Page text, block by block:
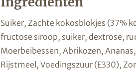
Suiker, Zachte kokosblokjes (37%
fructose siroop, suiker, dextrose,
Moerbeibessen, Abrikozen,
Rijstmeel, Voedingszuur (E330),